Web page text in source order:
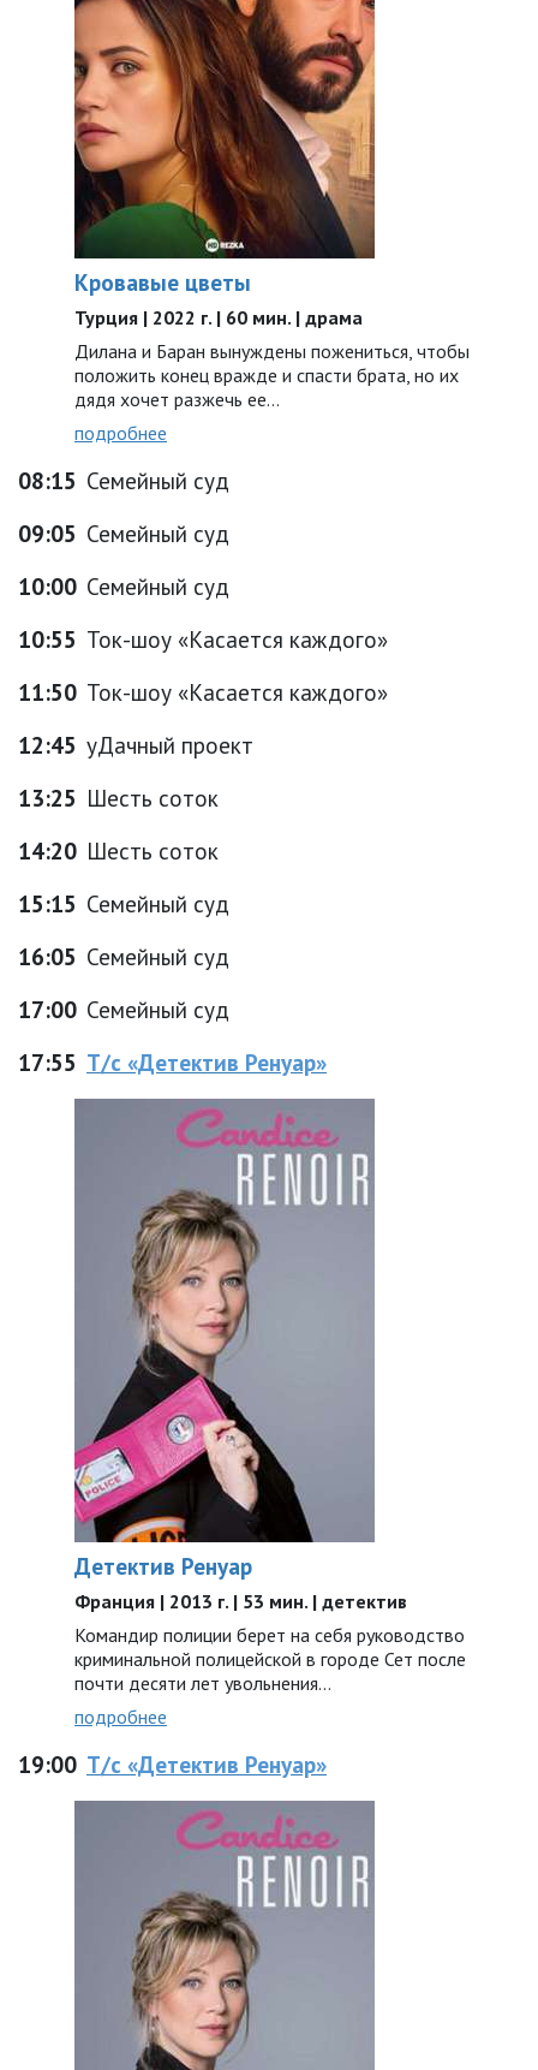
Кровавые цветы
Турция | 2022 г. | 60 мин. | драма
Дилана и Баран вынуждены пожениться, чтобы
положить конец вражде и спасти брата, но их
дядя хочет разжечь ее…
подробнее
08:15 Семейный суд
09:05 Семейный суд
10:00 Семейный суд
10:55 Ток-шоу «Касается каждого»
11:50 Ток-шоу «Касается каждого»
12:45 уДачный проект
13:25 Шесть соток
14:20 Шесть соток
15:15 Семейный суд
16:05 Семейный суд
17:00 Семейный суд
17:55 Т/с «Детектив Ренуар»
Детектив Ренуар
Франция | 2013 г. | 53 мин. | детектив
Командир полиции берет на себя руководство
криминальной полицейской в городе Сет после
почти десяти лет увольнения…
подробнее
19:00 Т/с «Детектив Ренуар»